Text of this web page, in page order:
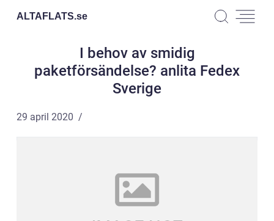
ALTAFLATS.se
I behov av smidig
paketförsändelse? anlita Fedex
Sverige
29 april 2020